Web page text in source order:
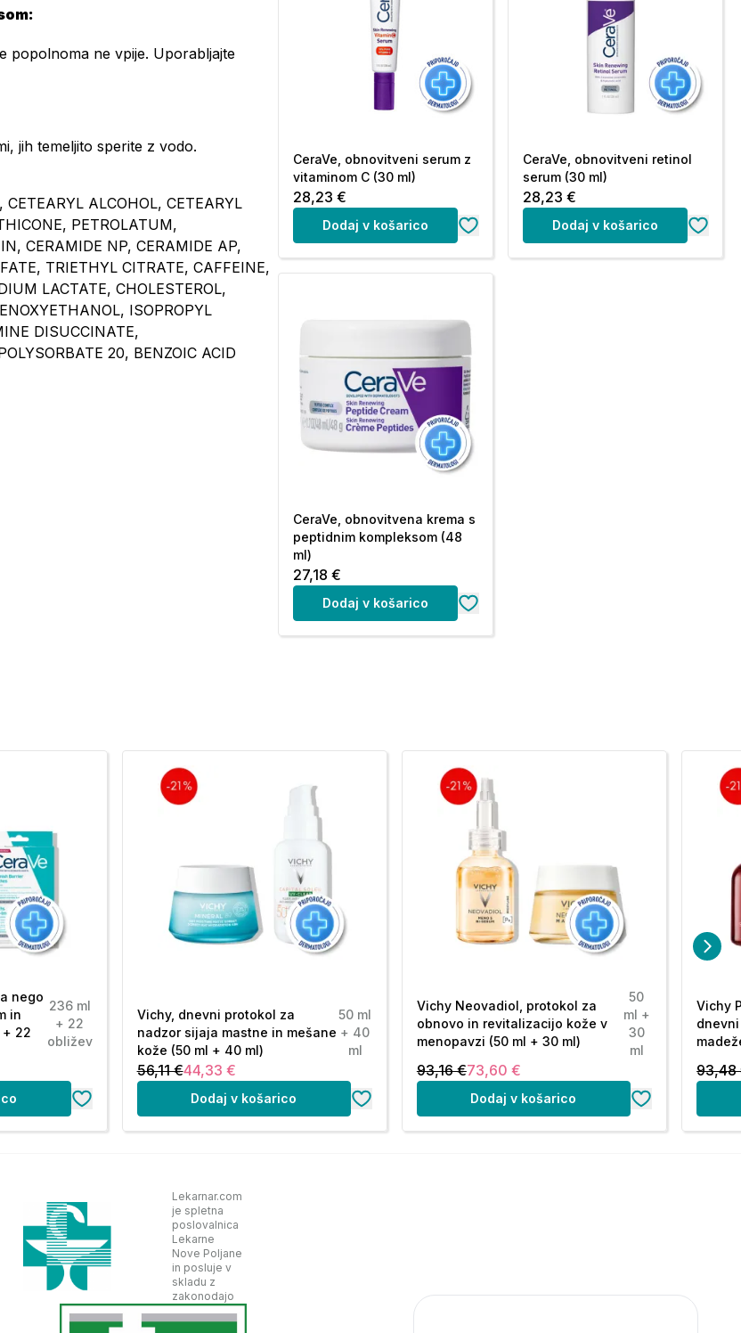
popolnoma ne vpije. Uporabljajte
jih temeljito sperite z vodo.
ALCOHOL, CETEARYL
PETROLATUM,
CERAMIDE NP, CERAMIDE AP,
TRIETHYL CITRATE, CAFFEINE,
LACTATE, CHOLESTEROL,
ISOPROPYL
DISUCCINATE,
20, BENZOIC ACID
CeraVe, obnovitveni serum z
vitaminom C (30 ml)
28,23 €
Dodaj v košarico
CeraVe, obnovitveni retinol
serum (30 ml)
28,23 €
Dodaj v košarico
CeraVe, obnovitvena krema s
peptidnim kompleksom (48
ml)
27,18 €
Dodaj v košarico
nego
in
22
236 ml
+ 22
obližev
Vichy, dnevni protokol za
nadzor sijaja mastne in mešane
kože (50 ml + 40 ml)
50 ml
+ 40
ml
56,11 €44,33 €
Dodaj v košarico
Vichy Neovadiol, protokol za
obnovo in revitalizacijo kože v
menopavzi (50 ml + 30 ml)
50
ml +
30
ml
93,16 €73,60 €
Dodaj v košarico
Vichy
93,48
Lekarnar.com
je spletna
poslovalnica
Lekarne
Nove Poljane
in posluje v
skladu z
zakonodajo